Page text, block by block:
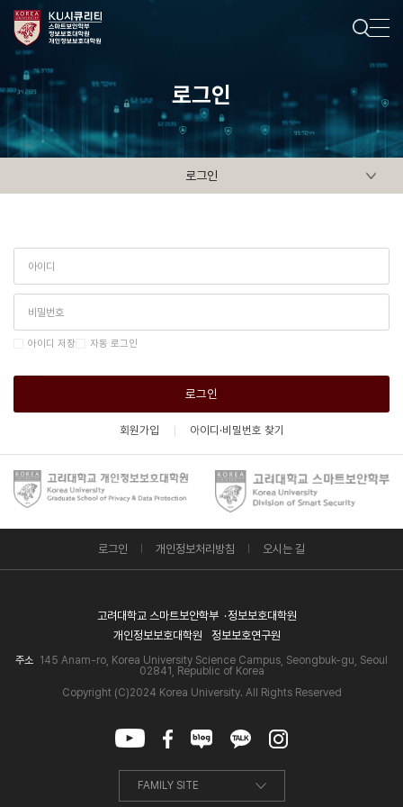
로그인
로그인
아이디 저장 자동 로그인
로그인
회원가입 아이디·비밀번호 찾기
로그인 개인정보처리방침 오시는 길
고려대학교 스마트보안학부
정보보호대학원
개인정보보호대학원
정보보호연구원
주소 145 Anam-ro, Korea University Science Campus, Seongbuk-gu, Seoul
02841, Republic of Korea
Copyright (C)2024 Korea University. All Rights Reserved